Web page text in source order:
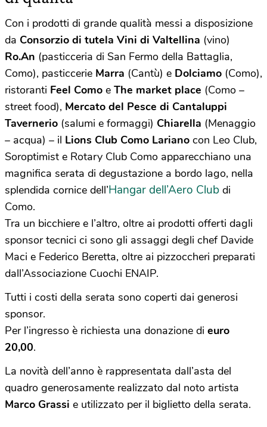
Con i prodotti di grande qualità messi a disposizione
da Consorzio di tutela Vini di Valtellina (vino)
Ro.An (pasticceria di San Fermo della Battaglia,
Como), pasticcerie Marra (Cantù) e Dolciamo (Como),
ristoranti Feel Como e The market place (Como –
street food), Mercato del Pesce di Cantaluppi
Tavernerio (salumi e formaggi) Chiarella (Menaggio
– acqua) – il Lions Club Como Lariano con Leo Club,
Soroptimist e Rotary Club Como apparecchiano una
magnifica serata di degustazione a bordo lago, nella
splendida cornice dell’Hangar dell’Aero Club di
Como.
Tra un bicchiere e l’altro, oltre ai prodotti offerti dagli
sponsor tecnici ci sono gli assaggi degli chef Davide
Maci e Federico Beretta, oltre ai pizzoccheri preparati
dall’Associazione Cuochi ENAIP.
Tutti i costi della serata sono coperti dai generosi
sponsor.
Per l’ingresso è richiesta una donazione di euro
20,00.
La novità dell’anno è rappresentata dall’asta del
quadro generosamente realizzato dal noto artista
Marco Grassi e utilizzato per il biglietto della serata.